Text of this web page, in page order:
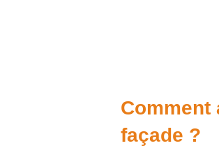
Comment
façade ?